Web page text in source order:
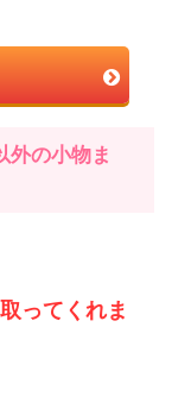
外の小物ま
ってくれま